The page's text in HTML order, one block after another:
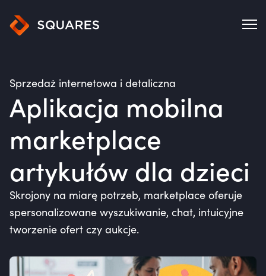
Sprzedaż internetowa i detaliczna
Aplikacja mobilna
marketplace
artykułów dla dzieci
Skrojony na miarę potrzeb, marketplace oferuje
spersonalizowane wyszukiwanie, chat, intuicyjne
tworzenie ofert czy aukcje.